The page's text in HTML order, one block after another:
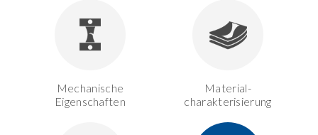
Mechanische
Eigenschaften
Material-
charakterisierung